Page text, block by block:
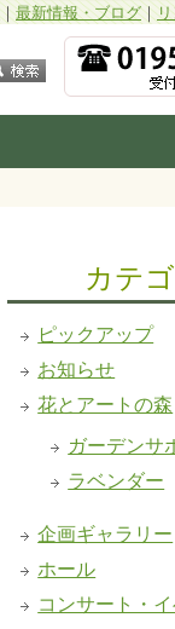
｜最新情報・ブログ｜
カテ
ピックアップ
お知らせ
花とアートの森
ガーデンサ
ラベンダー
企画ギャラリー
ホール
コンサート・